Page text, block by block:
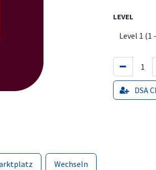
LEVEL
DSA
Wechseln